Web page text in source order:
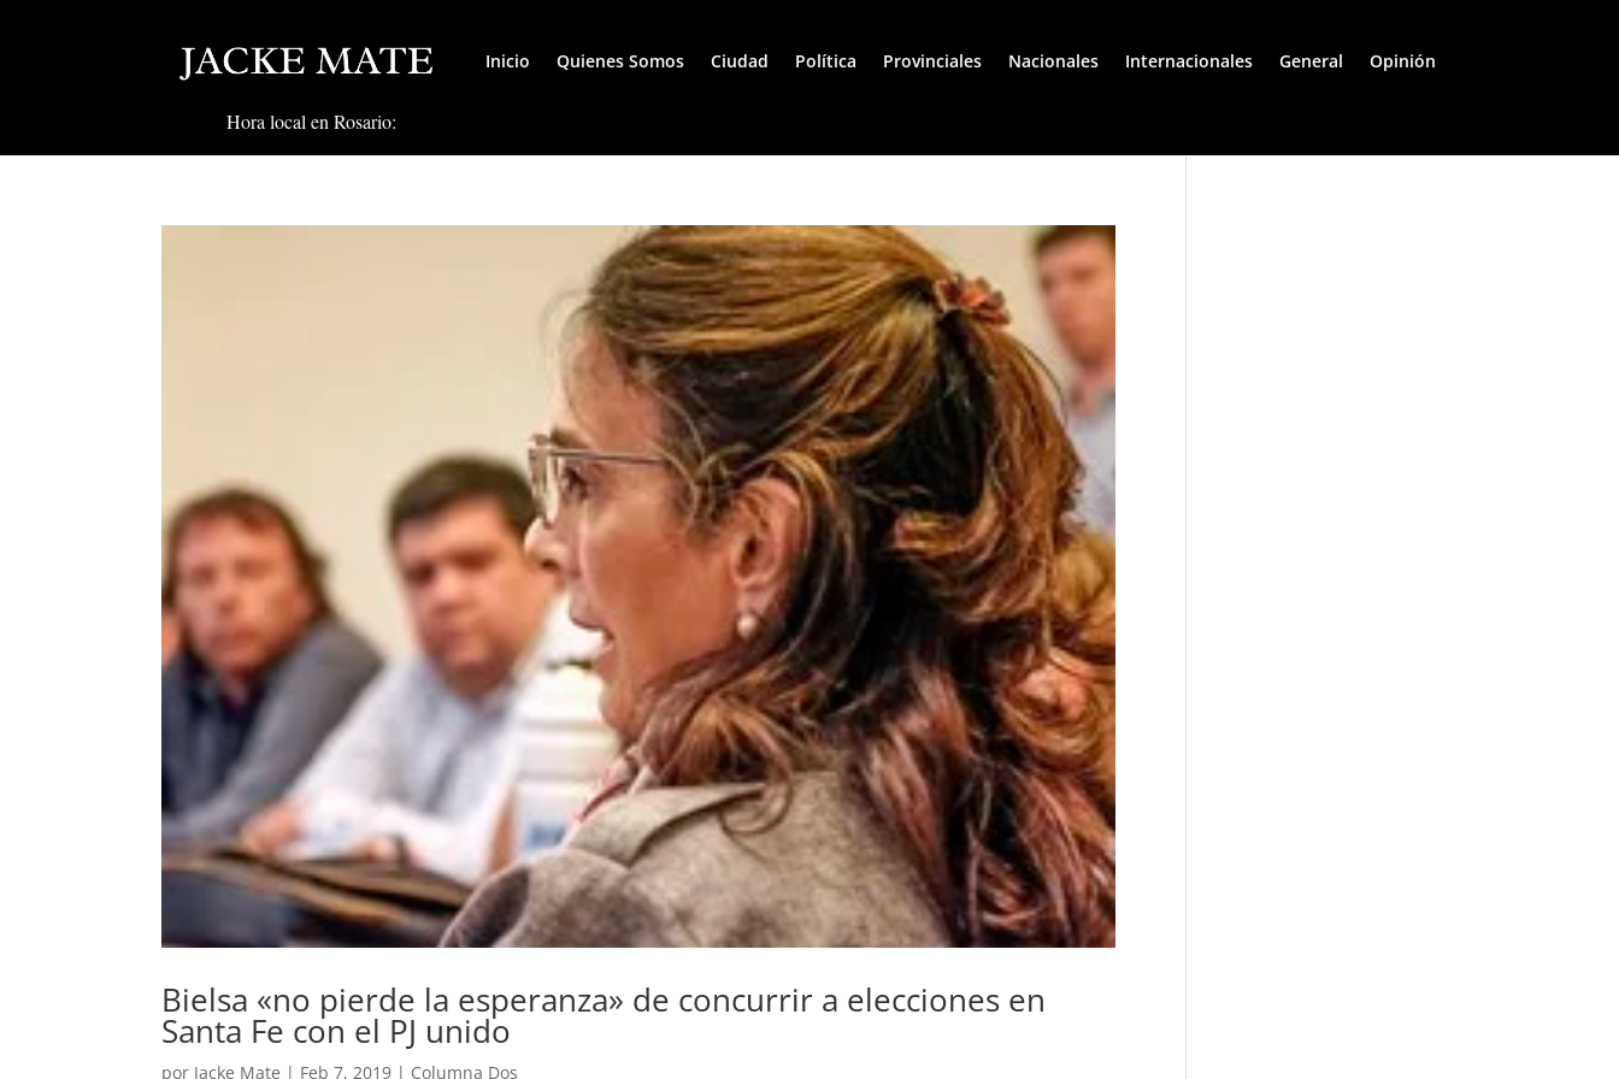
Inicio Quienes Somos Ciudad Política Provinciales Nacionales Internacionales General Opinión
Hora local en Rosario:
Bielsa «no pierde la esperanza» de concurrir a elecciones en
Santa Fe con el PJ unido
por Jacke Mate | Feb 7, 2019 | Columna Dos